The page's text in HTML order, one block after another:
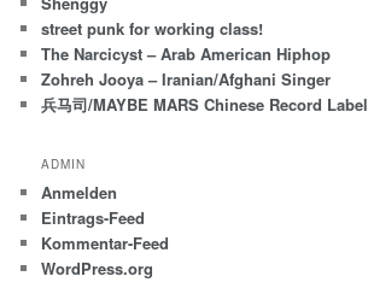
street punk for working class!
The Narcicyst – Arab American Hiphop
Zohreh Jooya – Iranian/Afghani Singer
兵马司/MAYBE MARS Chinese Record Label
ADMIN
Anmelden
Eintrags-Feed
Kommentar-Feed
WordPress.org